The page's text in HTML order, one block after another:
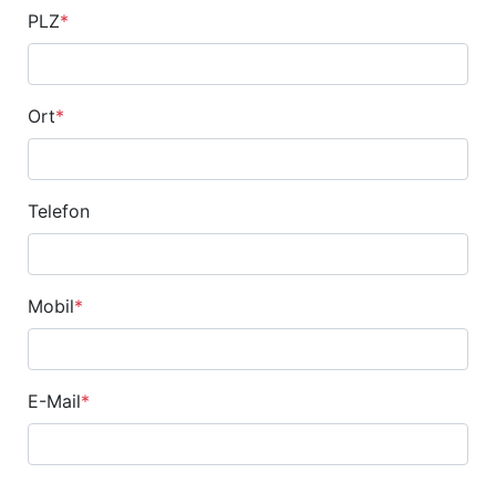
PLZ*
Ort*
Telefon
Mobil*
E-Mail*